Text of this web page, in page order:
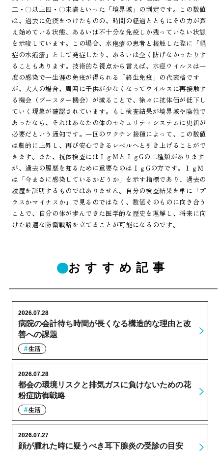
二・〇以上四・〇未満といった「境界域」の判定です。この数値
は、過去に免疫をつけたものの、時間の経過とともにその力が衰
え始めている状態、あるいは不十分な免疫しか残っていない状態
を示唆しています。この場合、水疱瘡の患者と接触した際に「軽
症の水疱瘡」として発症したり、あるいは全く防げなかったりす
ることもあります。技術的な視点から言えば、水痘ウイルスは一
度の感染で一生涯の免疫が得られる「終生免疫」の代表格です
が、大人の場合、周囲に子供が少なくなってウイルスに再接触す
る機会（ブースター機会）が減ることで、徐々に抗体価が低下し
ていく現象が確認されています。もし検査結果が境界域や陰性で
あったなら、それはあなたの体のセキュリティシステムに更新が
必要だという通知です。一回のワクチン接種によって、この数値
は劇的に上昇し、再び安心できるレベルへと引き上げることがで
きます。また、抗体検査にはＩｇＭとＩｇGの二種類があります
が、過去の履歴を知るために重要なのはＩｇGの方です。ＩｇＭ
は「今まさに感染しているかどうか」を示す指標であり、過去の
履歴を証明するものではありません。自分の検査結果を単に「プ
ラスかマイナスか」で見るのではなく、数値そのものに向き合う
ことで、自分の体が歩んできた医学的な歴史を理解し、将来に向
けた最適な防衛戦略を立てることが可能になるのです。
おすすめ記事
病院の会計待ち時間が長くなる構造的な理由と改
善への課題
2026.07.28
生活
都会の環境リスクと排気ガスに負けないための花
粉症防御戦略
2026.07.28
生活
顔が腫れた時に疑うべき耳下腺炎の受診の目安
2026.07.27